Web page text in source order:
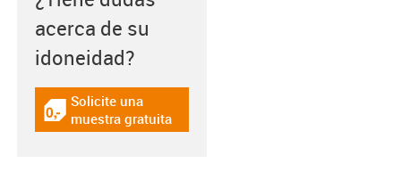
acerca de su
idoneidad?
igus-icon-gratismuster
Solicite una
muestra gratuita